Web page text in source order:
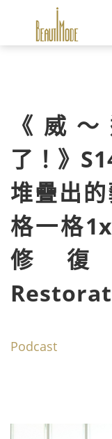
《威
了！》
堆疊出
格一格
修復
Podcast